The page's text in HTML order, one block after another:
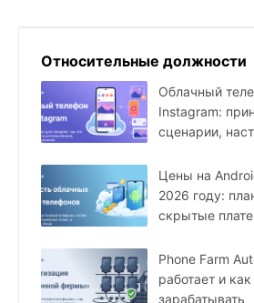
Относительные должности
Облачный
Instagram:
сценарии,
Цены на
2026 году:
скрытые
Phone Farm
работает и
зарабатывать